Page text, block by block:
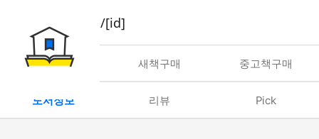
book/rent/[id]
대여 새책구매 중고책구매
도서정보 리뷰 Pick